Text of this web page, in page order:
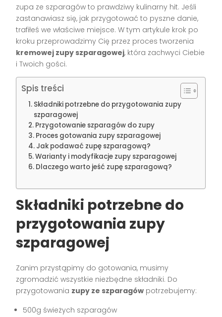
zupa ze szparagów to prawdziwy kulinarny hit. Jeśli
zastanawiasz się, jak przygotować to pyszne danie,
trafiłeś we właściwe miejsce. W tym artykule krok po
kroku przeprowadzimy Cię przez proces tworzenia
kremowej zupy szparagowej, która zachwyci Ciebie
i Twoich gości.
Spis treści
Składniki potrzebne do przygotowania zupy
szparagowej
Przygotowanie szparagów do zupy
Proces gotowania zupy szparagowej
Jak podawać zupę szparagową?
Warianty i modyfikacje zupy szparagowej
Dlaczego warto jeść zupę szparagową?
Składniki potrzebne do
przygotowania zupy
szparagowej
Zanim przystąpimy do gotowania, musimy
zgromadzić wszystkie niezbędne składniki. Do
przygotowania zupy ze szparagów potrzebujemy:
500g świeżych szparagów